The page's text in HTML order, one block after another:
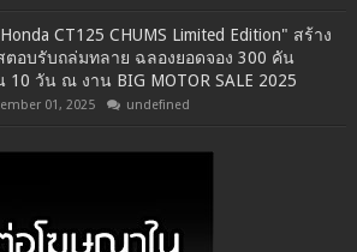
CT125 CHUMS Limited Edition" สร้าง
ตอบรับถล่มทลาย ฉลองยอดจอง 300 คัน
10 วัน ณ งาน BIG MOTOR SALE 2025
01, 2025 undefined